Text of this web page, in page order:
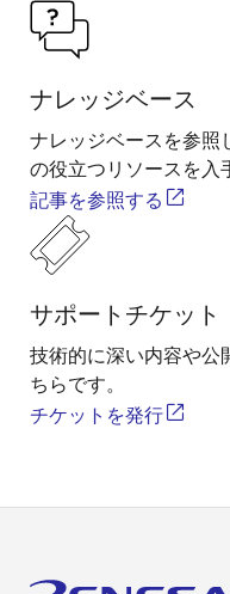
ナレッジベース
ナレッジベースを参照
の役立つリソースを入
記事を参照する
サポートチケット
技術的に深い内容や公
ちらです。
チケットを発行